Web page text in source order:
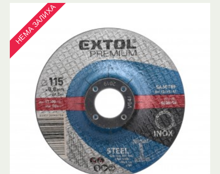
НЕМА ЗАЛИХА